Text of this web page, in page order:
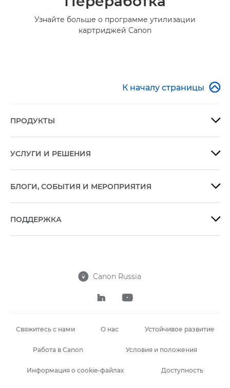
Узнайте больше о программе утилизации
картриджей Canon
К началу страницы 
ПРОДУКТЫ 
УСЛУГИ И РЕШЕНИЯ 
БЛОГИ, СОБЫТИЯ И МЕРОПРИЯТИЯ 
ПОДДЕРЖКА 
 Canon Russia
 
Свяжитесь с нами О нас Устойчивое развитие
Работа в Canon Условия и положения
Информация о cookie-файлах Доступность